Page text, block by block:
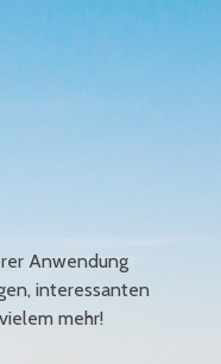
Anwendung
interessanten
mehr!